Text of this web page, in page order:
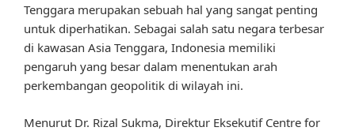
Tenggara merupakan sebuah hal yang sangat penting
untuk diperhatikan. Sebagai salah satu negara terbesar
di kawasan Asia Tenggara, Indonesia memiliki
pengaruh yang besar dalam menentukan arah
perkembangan geopolitik di wilayah ini.
Menurut Dr. Rizal Sukma, Direktur Eksekutif Centre for